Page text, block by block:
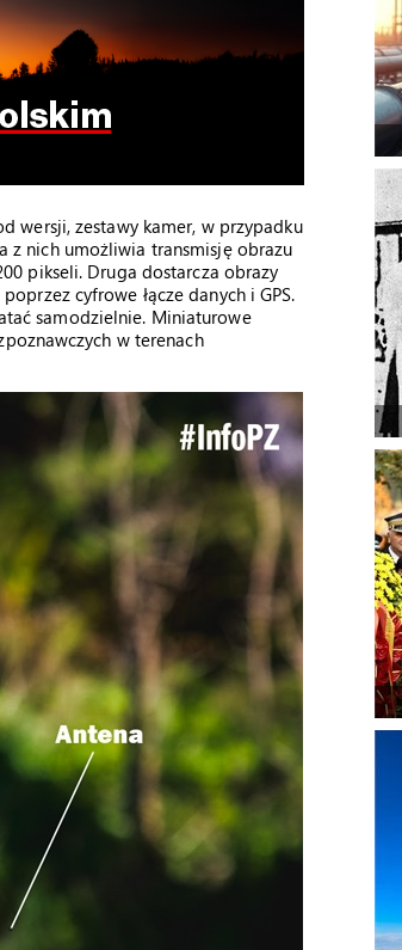
wersji, zestawy kamer, w przypadku
z nich umożliwia transmisję obrazu
pikseli. Druga dostarcza obrazy
cyfrowe łącze danych i GPS.
samodzielnie. Miniaturowe
w terenach